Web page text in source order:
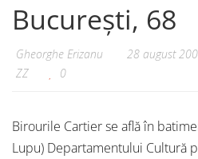
București, 68
Gheorghe Erizanu 28 august
ZZ
0
Birourile Cartier se află în
Lupu) Departamentului Cultură